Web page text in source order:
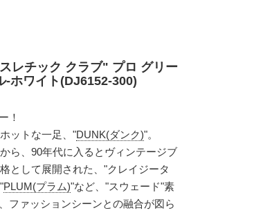
レチック クラブ" プロ グリー
-ホワイト(DJ6152-300)
！
ットな一足、"DUNK(ダンク)"。
ら、90年代に入るとヴィンテージブ
として展開された、"クレイジータ
PLUM(プラム)"など、"スウェード"素
ファッションシーンとの融合が図ら